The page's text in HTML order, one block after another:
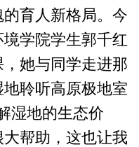
育人新格局。今
学院学生郭千红
她与同学走进那
聆听高原极地室
湿地的生态价
帮助，这也让我